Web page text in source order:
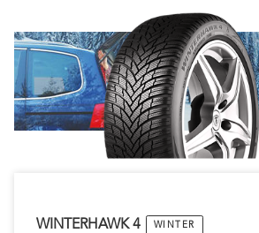
WINTERHAWK 4 WINTER